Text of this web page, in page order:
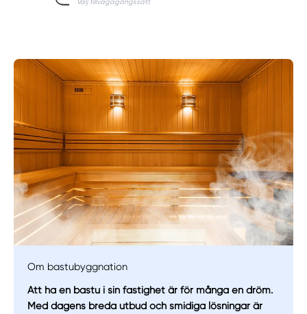
Om bastubyggnation
Att ha en bastu i sin fastighet är för många en dröm.
Med dagens breda utbud och smidiga lösningar är